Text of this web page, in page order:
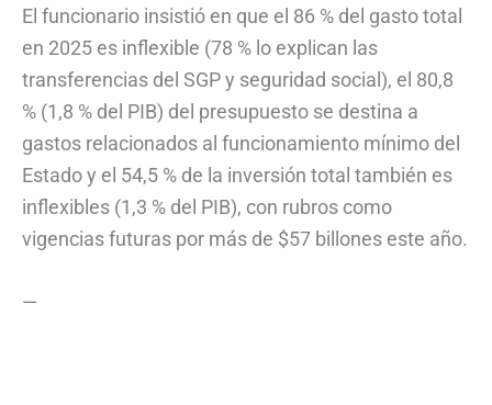
El funcionario insistió en que el 86 % del gasto total
en 2025 es inflexible (78 % lo explican las
transferencias del SGP y seguridad social), el 80,8
% (1,8 % del PIB) del presupuesto se destina a
gastos relacionados al funcionamiento mínimo del
Estado y el 54,5 % de la inversión total también es
inflexibles (1,3 % del PIB), con rubros como
vigencias futuras por más de $57 billones este año.
—